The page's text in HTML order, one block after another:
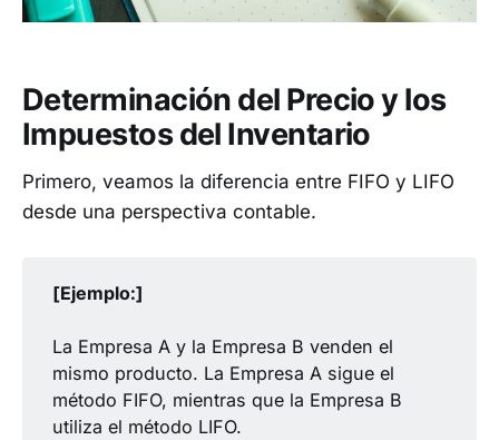
Determinación del Precio y los
Impuestos del Inventario
Primero, veamos la diferencia entre FIFO y LIFO
desde una perspectiva contable.
[Ejemplo:]
La Empresa A y la Empresa B venden el
mismo producto. La Empresa A sigue el
método FIFO, mientras que la Empresa B
utiliza el método LIFO.